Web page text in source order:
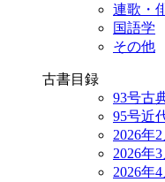
連歌・
国語学
その他
古書目録
93号古
95号近
2026年
2026年
2026年